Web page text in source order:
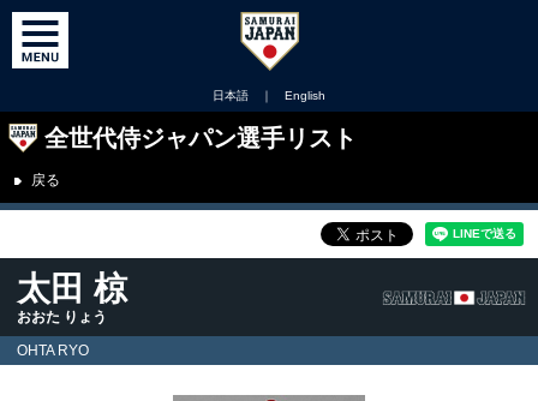
日本語 ｜ English
全世代侍ジャパン選手リスト
戻る
太田 椋
おおた りょう
OHTA RYO